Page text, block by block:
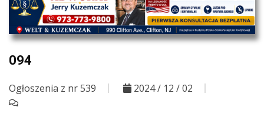
094
Ogłoszenia z nr 539 2024 / 12 / 02